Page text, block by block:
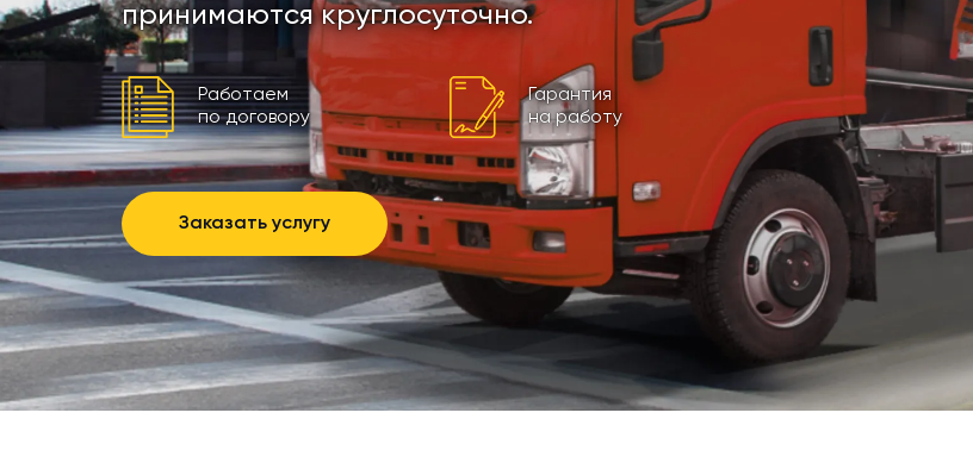
принимаются круглосуточно.
Работаем
по договору
Гарантия
на работу
Заказать услугу